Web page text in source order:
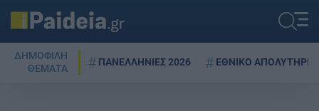
ΔΗΜΟΦΙΛΗ
ΘΕΜΑΤΑ
ΠΑΝΕΛΛΗΝΙΕΣ 2026 ΕΘΝΙΚΟ ΑΠΟΛΥΤΗΡΙΟ